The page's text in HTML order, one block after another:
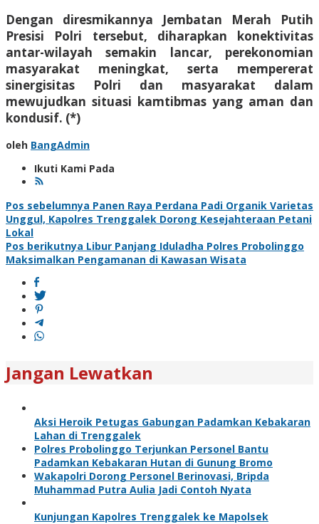
Dengan diresmikannya Jembatan Merah Putih
Presisi Polri tersebut, diharapkan konektivitas
antar-wilayah semakin lancar, perekonomian
masyarakat meningkat, serta mempererat
sinergisitas Polri dan masyarakat dalam
mewujudkan situasi kamtibmas yang aman dan
kondusif. (*)
oleh BangAdmin
Ikuti Kami Pada
Navigasi
pos
Pos sebelumnya Panen Raya Perdana Padi Organik Varietas
Unggul, Kapolres Trenggalek Dorong Kesejahteraan Petani
Lokal
Pos berikutnya Libur Panjang Iduladha Polres Probolinggo
Maksimalkan Pengamanan di Kawasan Wisata
Jangan Lewatkan
Aksi Heroik Petugas Gabungan Padamkan Kebakaran
Lahan di Trenggalek
Polres Probolinggo Terjunkan Personel Bantu
Padamkan Kebakaran Hutan di Gunung Bromo
Wakapolri Dorong Personel Berinovasi, Bripda
Muhammad Putra Aulia Jadi Contoh Nyata
Kunjungan Kapolres Trenggalek ke Mapolsek